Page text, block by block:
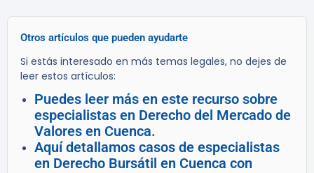
Otros artículos que pueden ayudarte
Si estás interesado en más temas legales, no dejes de
leer estos artículos:
Puedes leer más en este recurso sobre
especialistas en Derecho del Mercado de
Valores en Cuenca.
Aquí detallamos casos de especialistas
en Derecho Bursátil en Cuenca con